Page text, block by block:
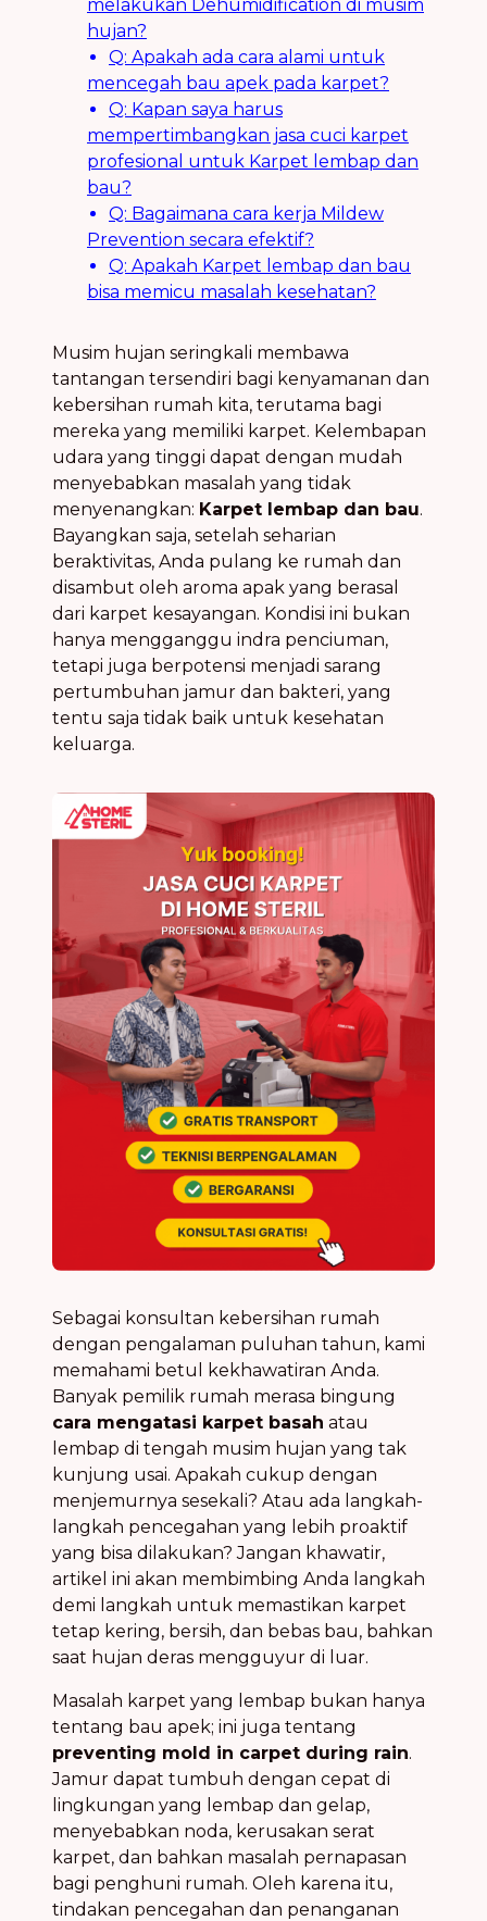
melakukan Dehumidification di musim
hujan?
Q: Apakah ada cara alami untuk
mencegah bau apek pada karpet?
Q: Kapan saya harus
mempertimbangkan jasa cuci karpet
profesional untuk Karpet lembap dan
bau?
Q: Bagaimana cara kerja Mildew
Prevention secara efektif?
Q: Apakah Karpet lembap dan bau
bisa memicu masalah kesehatan?
Musim hujan seringkali membawa
tantangan tersendiri bagi kenyamanan dan
kebersihan rumah kita, terutama bagi
mereka yang memiliki karpet. Kelembapan
udara yang tinggi dapat dengan mudah
menyebabkan masalah yang tidak
menyenangkan: Karpet lembap dan bau.
Bayangkan saja, setelah seharian
beraktivitas, Anda pulang ke rumah dan
disambut oleh aroma apak yang berasal
dari karpet kesayangan. Kondisi ini bukan
hanya mengganggu indra penciuman,
tetapi juga berpotensi menjadi sarang
pertumbuhan jamur dan bakteri, yang
tentu saja tidak baik untuk kesehatan
keluarga.
Sebagai konsultan kebersihan rumah
dengan pengalaman puluhan tahun, kami
memahami betul kekhawatiran Anda.
Banyak pemilik rumah merasa bingung
cara mengatasi karpet basah atau
lembap di tengah musim hujan yang tak
kunjung usai. Apakah cukup dengan
menjemurnya sesekali? Atau ada langkah-
langkah pencegahan yang lebih proaktif
yang bisa dilakukan? Jangan khawatir,
artikel ini akan membimbing Anda langkah
demi langkah untuk memastikan karpet
tetap kering, bersih, dan bebas bau, bahkan
saat hujan deras mengguyur di luar.
Masalah karpet yang lembap bukan hanya
tentang bau apek; ini juga tentang
preventing mold in carpet during rain.
Jamur dapat tumbuh dengan cepat di
lingkungan yang lembap dan gelap,
menyebabkan noda, kerusakan serat
karpet, dan bahkan masalah pernapasan
bagi penghuni rumah. Oleh karena itu,
tindakan pencegahan dan penanganan